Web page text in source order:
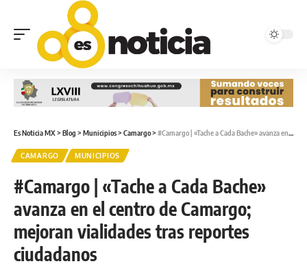
Es Noticia MX> Blog > Municipios> Camargo> #Camargo | «Tache a Cada Bache» avanza en el centro de Camargo; mejoran vialidades tras reportes ciudadanos
CAMARGO MUNICIPIOS
#Camargo | «Tache a Cada Bache»
avanza en el centro de Camargo;
mejoran vialidades tras reportes
ciudadanos